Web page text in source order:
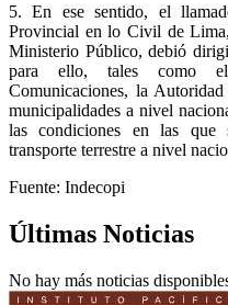
5. En ese sentido, el
Provincial en lo Civil de
Ministerio Público, debió
para ello, tales como
Comunicaciones, la
municipalidades a nivel
las condiciones en las que
transporte terrestre a nivel
Fuente: Indecopi
Últimas Noticias
No hay más noticias